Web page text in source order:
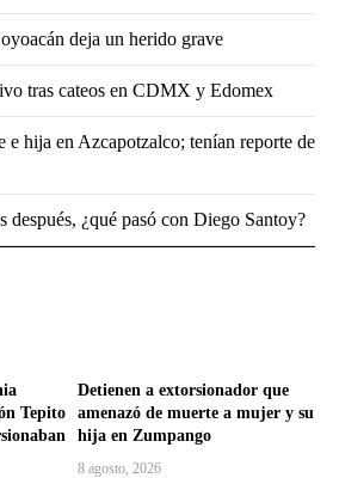
Tepito
Detienen a extorsionador que
amenazó de muerte a mujer y su
hija en Zumpango
8 agosto, 2026
deja un herido grave
tras cateos en CDMX y Edomex
e hija en Azcapotzalco; tenían reporte de
después, ¿qué pasó con Diego Santoy?